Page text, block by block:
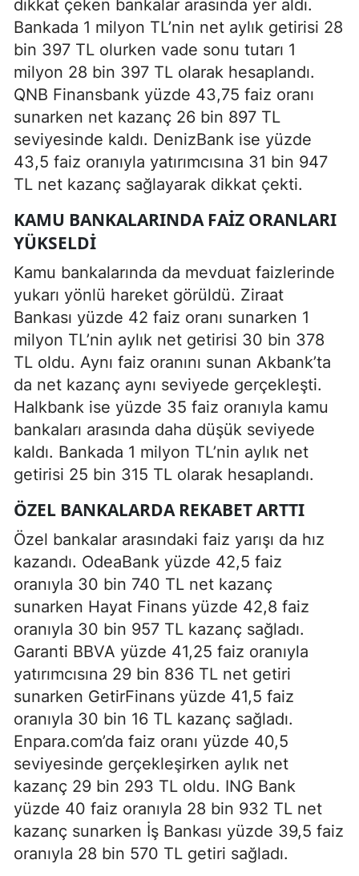
dikkat çeken bankalar arasında yer aldı.
Bankada 1 milyon TL’nin net aylık getirisi 28
bin 397 TL olurken vade sonu tutarı 1
milyon 28 bin 397 TL olarak hesaplandı.
QNB Finansbank yüzde 43,75 faiz oranı
sunarken net kazanç 26 bin 897 TL
seviyesinde kaldı. DenizBank ise yüzde
43,5 faiz oranıyla yatırımcısına 31 bin 947
TL net kazanç sağlayarak dikkat çekti.
KAMU BANKALARINDA FAIZ ORANLARI
YÜKSELDI
Kamu bankalarında da mevduat faizlerinde
yukarı yönlü hareket görüldü. Ziraat
Bankası yüzde 42 faiz oranı sunarken 1
milyon TL’nin aylık net getirisi 30 bin 378
TL oldu. Aynı faiz oranını sunan Akbank’ta
da net kazanç aynı seviyede gerçekleşti.
Halkbank ise yüzde 35 faiz oranıyla kamu
bankaları arasında daha düşük seviyede
kaldı. Bankada 1 milyon TL’nin aylık net
getirisi 25 bin 315 TL olarak hesaplandı.
ÖZEL BANKALARDA REKABET ARTTI
Özel bankalar arasındaki faiz yarışı da hız
kazandı. OdeaBank yüzde 42,5 faiz
oranıyla 30 bin 740 TL net kazanç
sunarken Hayat Finans yüzde 42,8 faiz
oranıyla 30 bin 957 TL kazanç sağladı.
Garanti BBVA yüzde 41,25 faiz oranıyla
yatırımcısına 29 bin 836 TL net getiri
sunarken GetirFinans yüzde 41,5 faiz
oranıyla 30 bin 16 TL kazanç sağladı.
Enpara.com’da faiz oranı yüzde 40,5
seviyesinde gerçekleşirken aylık net
kazanç 29 bin 293 TL oldu. ING Bank
yüzde 40 faiz oranıyla 28 bin 932 TL net
kazanç sunarken İş Bankası yüzde 39,5 faiz
oranıyla 28 bin 570 TL getiri sağladı.